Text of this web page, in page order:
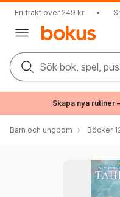
Fri frakt över 249 kr •
Sök bok, spel,
Skapa nya rutiner
Barn och ungdom Böcker